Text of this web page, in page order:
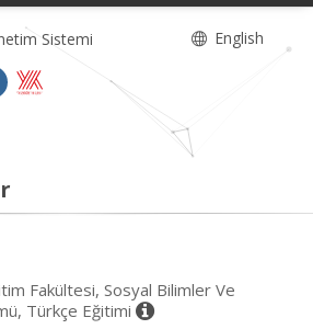
Sistemi English
Fakültesi, Sosyal Bilimler Ve
Türkçe Eğitimi